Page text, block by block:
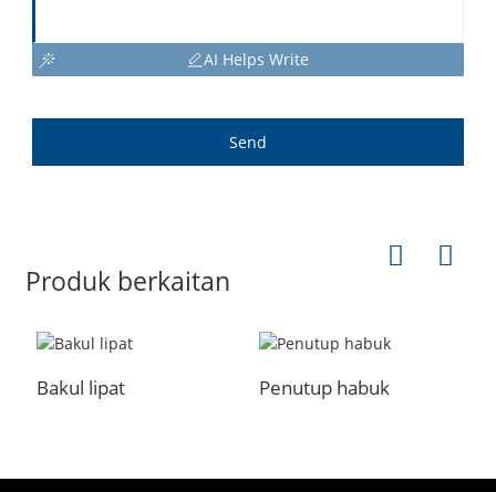
AI Helps Write
Send
Produk berkaitan
Bakul lipat Penutup habuk